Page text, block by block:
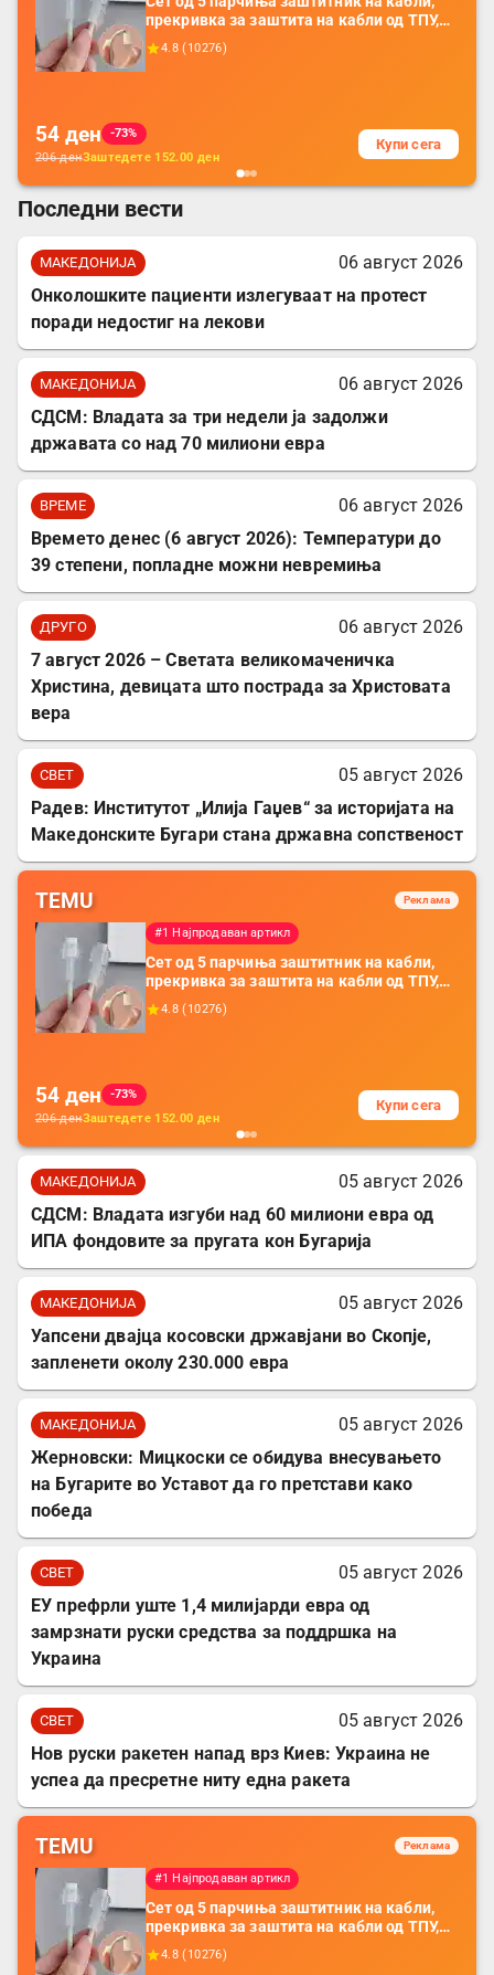
прекривка за заштита на кабли од ТПУ,
додатоци за заштита на кабли, без
батерија, за мобилни телефони, комплет
4.8 (10276)
54 ден
-73%
206денЗаштедете 152.00 ден
Купи сега
Последни вести
МАКЕДОНИЈА
06 август 2026
Онколошките пациенти излегуваат на протест
поради недостиг на лекови
МАКЕДОНИЈА
06 август 2026
СДСМ: Владата за три недели ја задолжи
државата со над 70 милиони евра
ВРЕМЕ
06 август 2026
Времето денес (6 август 2026): Температури до
39 степени, попладне можни невремиња
ДРУГО
06 август 2026
7 август 2026 – Светата великомаченичка
Христина, девицата што пострада за Христовата
вера
СВЕТ
05 август 2026
Радев: Институтот „Илија Гаџев“ за историјата на
Македонските Бугари стана државна сопственост
TEMU Реклама
#1 Најпродаван артикл
Сет од 5 парчиња заштитник на кабли,
прекривка за заштита на кабли од ТПУ,
додатоци за заштита на кабли, без
батерија, за мобилни телефони, комплет
4.8 (10276)
54 ден
-73%
206денЗаштедете 152.00 ден
Купи сега
МАКЕДОНИЈА
05 август 2026
СДСМ: Владата изгуби над 60 милиони евра од
ИПА фондовите за пругата кон Бугарија
МАКЕДОНИЈА
05 август 2026
Уапсени двајца косовски државјани во Скопје,
запленети околу 230.000 евра
МАКЕДОНИЈА
05 август 2026
Жерновски: Мицкоски се обидува внесувањето
на Бугарите во Уставот да го претстави како
победа
СВЕТ
05 август 2026
ЕУ префрли уште 1,4 милијарди евра од
замрзнати руски средства за поддршка на
Украина
СВЕТ
05 август 2026
Нов руски ракетен напад врз Киев: Украина не
успеа да пресретне ниту една ракета
TEMU Реклама
#1 Најпродаван артикл
Сет од 5 парчиња заштитник на кабли,
прекривка за заштита на кабли од ТПУ,
додатоци за заштита на кабли, без
батерија, за мобилни телефони, комплет
4.8 (10276)